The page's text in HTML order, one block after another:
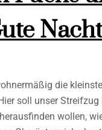
die
soll unser Streifzug
wollen,